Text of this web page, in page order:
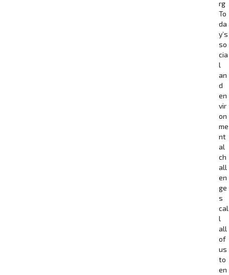
rg
To
da
y’s
so
cia
l
an
d
en
vir
on
me
nt
al
ch
all
en
ge
s
cal
l
all
of
us
to
en